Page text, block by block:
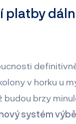
platby
v horku u
budou brzy
systém